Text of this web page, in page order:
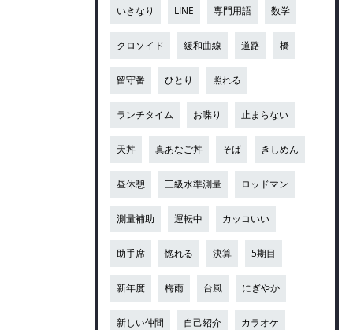
いきなり LINE 専門用語 数学
クロソイド 緩和曲線 道路 橋
留守番 ひとり 照れる
ランチタイム お喋り 止まらない
天丼 真あなご丼 そば きしめん
昼休憩 三級水準測量 ロッドマン
測量補助 運転中 カッコいい
助手席 惚れる 決算 5期目
新年度 梅雨 台風 にぎやか
新しい仲間 自己紹介 カラオケ